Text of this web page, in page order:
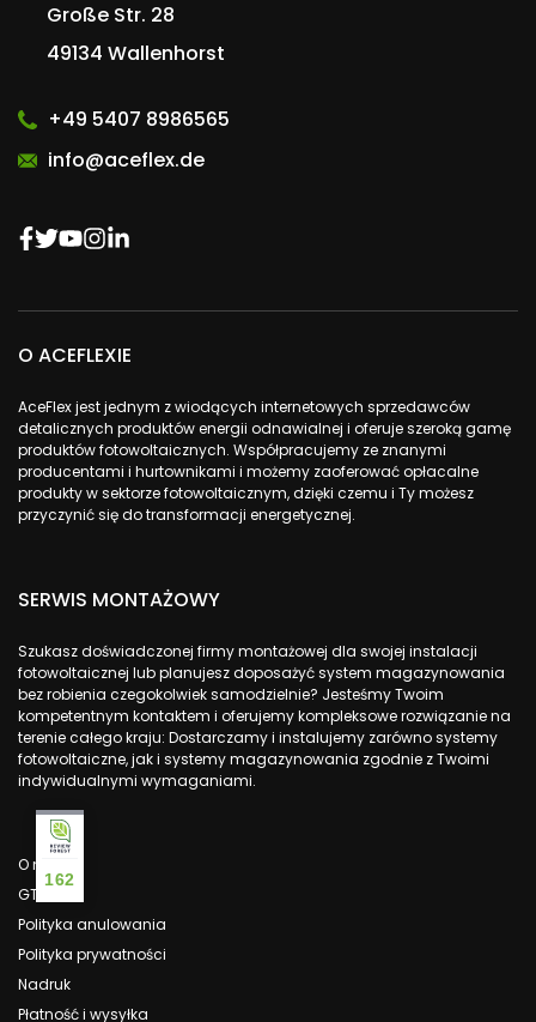
Große Str. 28
49134 Wallenhorst
+49 5407 8986565
info@aceflex.de
O ACEFLEXIE
AceFlex jest jednym z wiodących internetowych sprzedawców
detalicznych produktów energii odnawialnej i oferuje szeroką gamę
produktów fotowoltaicznych. Współpracujemy ze znanymi
producentami i hurtownikami i możemy zaoferować opłacalne
produkty w sektorze fotowoltaicznym, dzięki czemu i Ty możesz
przyczynić się do transformacji energetycznej.
SERWIS MONTAŻOWY
Szukasz doświadczonej firmy montażowej dla swojej instalacji
fotowoltaicznej lub planujesz doposażyć system magazynowania
bez robienia czegokolwiek samodzielnie? Jesteśmy Twoim
kompetentnym kontaktem i oferujemy kompleksowe rozwiązanie na
terenie całego kraju: Dostarczamy i instalujemy zarówno systemy
fotowoltaiczne, jak i systemy magazynowania zgodnie z Twoimi
indywidualnymi wymaganiami.
O nas
GTC
Polityka anulowania
Polityka prywatności
Nadruk
Płatność i wysyłka
162